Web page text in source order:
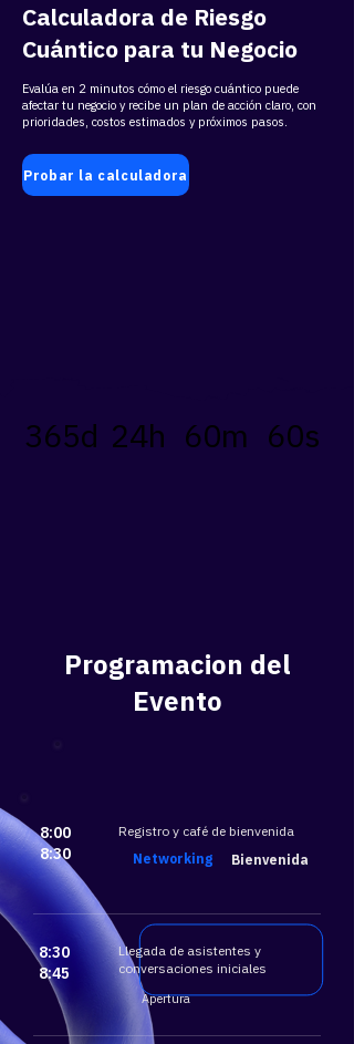
Calculadora de Riesgo
Cuántico para tu Negocio
Evalúa en 2 minutos cómo el riesgo cuántico puede
afectar tu negocio y recibe un plan de acción claro, con
prioridades, costos estimados y próximos pasos.
Probar la calculadora
365d 24h 60m 60s
Programacion del
Evento
8:00
8:30
​Registro y café de bienvenida
​Networking
Bienvenida
8:30
8:45
Llegada de asistentes y
conversaciones iniciales
Apertura